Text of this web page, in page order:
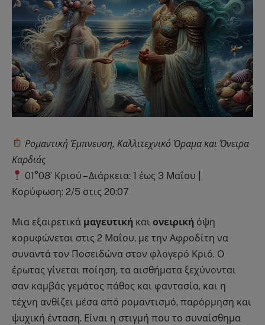
Ρομαντική Έμπνευση, Καλλιτεχνικό Όραμα και Όνειρα
Καρδιάς
01°08’ Κριού – Διάρκεια: 1 έως 3 Μαΐου |
Κορύφωση: 2/5 στις 20:07
Μια εξαιρετικά μαγευτική και ονειρική όψη
κορυφώνεται στις 2 Μαΐου, με την Αφροδίτη να
συναντά τον Ποσειδώνα στον φλογερό Κριό. Ο
έρωτας γίνεται ποίηση, τα αισθήματα ξεχύνονται
σαν καμβάς γεμάτος πάθος και φαντασία, και η
τέχνη ανθίζει μέσα από ρομαντισμό, παρόρμηση και
ψυχική ένταση. Είναι η στιγμή που το συναίσθημα